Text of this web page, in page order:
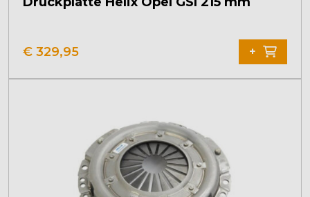
€ 329,95 +